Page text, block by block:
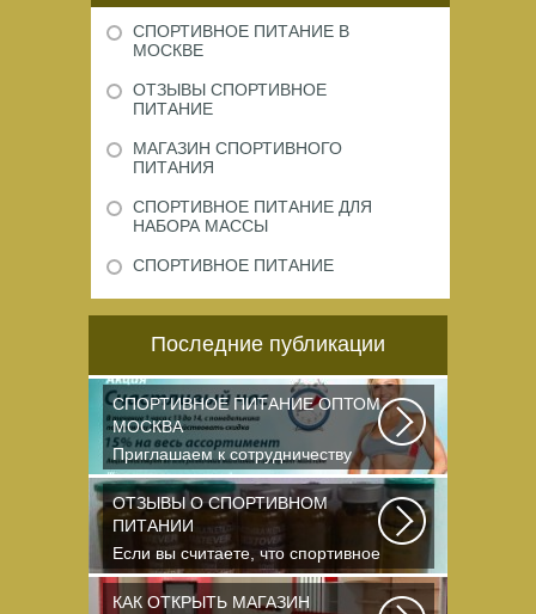
СПОРТИВНОЕ ПИТАНИЕ В
МОСКВЕ
ОТЗЫВЫ СПОРТИВНОЕ
ПИТАНИЕ
МАГАЗИН СПОРТИВНОГО
ПИТАНИЯ
СПОРТИВНОЕ ПИТАНИЕ ДЛЯ
НАБОРА МАССЫ
СПОРТИВНОЕ ПИТАНИЕ
Последние публикации
СПОРТИВНОЕ ПИТАНИЕ ОПТОМ
МОСКВА
Приглашаем к сотрудничеству
организации, занимающихся
продажей спортивного...
ОТЗЫВЫ О СПОРТИВНОМ
ПИТАНИИ
Если вы считаете, что спортивное
питание — это стероиды и
протеин в шприцах...
КАК ОТКРЫТЬ МАГАЗИН